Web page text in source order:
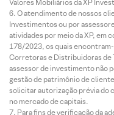
Valores Mobiliários da XP
O atendimento de nossos
Investimentos ou por
atividades por meio da XP, em
178/2023, os quais
Corretoras e Distribuidoras de
assessor de investimento não
gestão de patrimônio de
solicitar autorização prévia do
no mercado de capitais.
Para fins de verificação da